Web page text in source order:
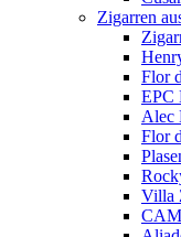
Zigarren
Flor
EPC
Alec
Flor
Villa